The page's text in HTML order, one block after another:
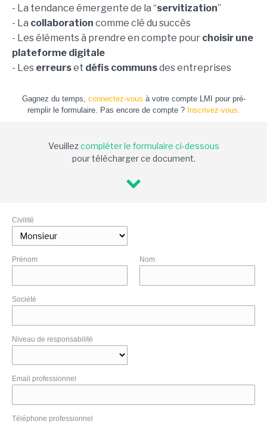
- La tendance émergente de la “servitization”
- La collaboration comme clé du succès
- Les éléments à prendre en compte pour choisir une
plateforme digitale
- Les erreurset défis communsdes entreprises
Gagnez du temps, connectez-vous à votre compte LMI pour pré-
remplir le formulaire. Pas encore de compte ? Inscrivez-vous.
Veuillezcompléter le formulaire ci-dessous
pour télécharger ce document.
Civilité
Prénom Nom
Société
Niveau de responsabilité
Email professionnel
Téléphone professionnel